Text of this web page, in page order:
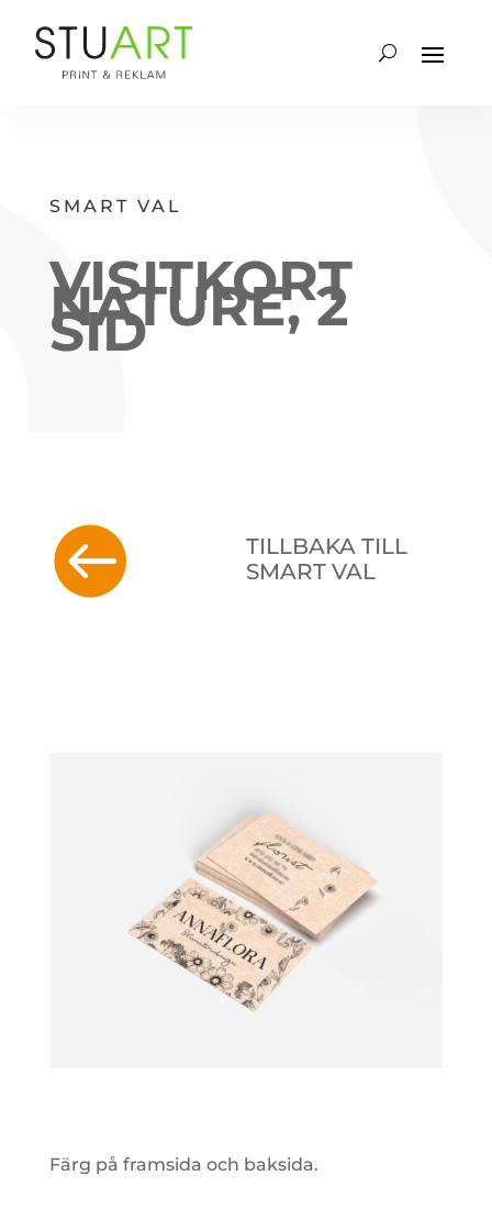
SMART VAL
VISITKORT
NATURE, 2
SID

TILLBAKA TILL
SMART VAL
Färg på framsida och baksida.